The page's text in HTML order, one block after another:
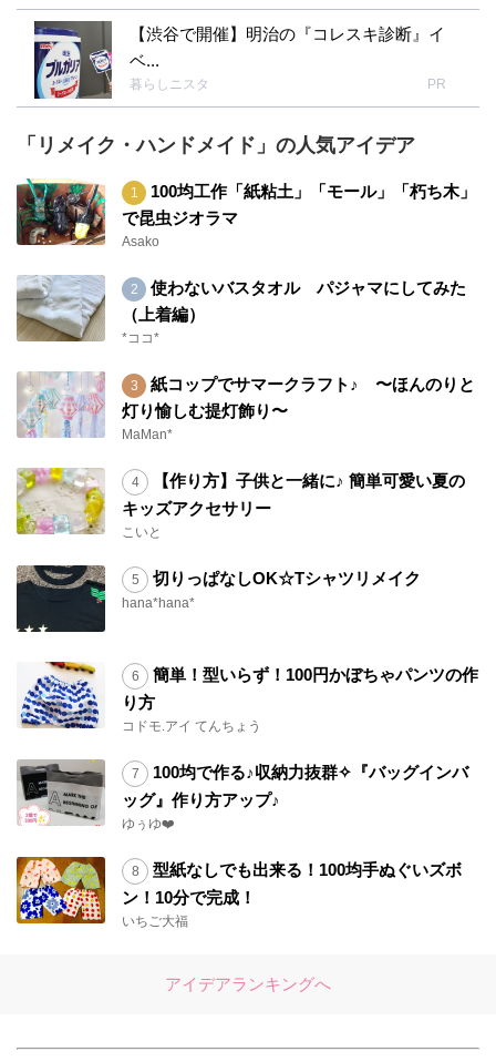
【渋谷で開催】明治の『コレスキ診断』イ
ベ...
暮らしニスタ PR
「リメイク・ハンドメイド」の人気アイデア
100均工作「紙粘土」「モール」「朽ち木」
で昆虫ジオラマ
Asako
使わないバスタオル パジャマにしてみた
（上着編）
*ココ*
紙コップでサマークラフト♪ 〜ほんのりと
灯り愉しむ提灯飾り〜
MaMan*
【作り方】子供と一緒に♪ 簡単可愛い夏の
キッズアクセサリー
こいと
切りっぱなしOK☆Tシャツリメイク
hana*hana*
簡単！型いらず！100円かぼちゃパンツの作
り方
コドモ.アイ てんちょう
100均で作る♪収納力抜群✧『バッグインバ
ッグ』作り方アップ♪
ゆぅゆ❤️
型紙なしでも出来る！100均手ぬぐいズボ
ン！10分で完成！
いちご大福
アイデアランキングへ